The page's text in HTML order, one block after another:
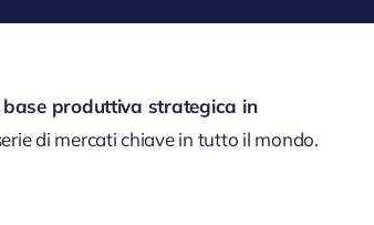
base produttiva strategica in
di mercati chiave in tutto il mondo.